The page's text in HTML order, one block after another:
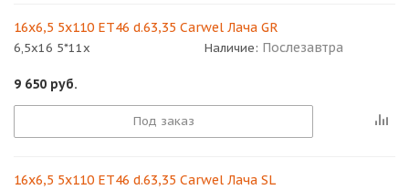
16x6,5 5x110 ET46 d.63,35 Carwel Лача GR
6,5x16 5*11x Наличие: Послезавтра
9 650 руб.
Под заказ
16x6,5 5x110 ET46 d.63,35 Carwel Лача SL